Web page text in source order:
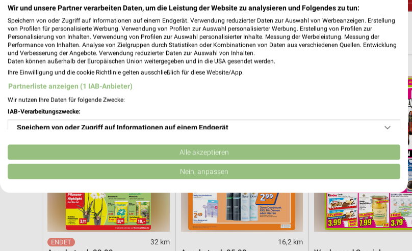
17,7 km
Angebote ab 03.08.
Noch morgen gültig
11,6 km
Angebote ab 01.08.
Noch heute gültig
Angebote ab 06.08.
Gültig bis Mi. 12.08.
Thomas Philipps
32 km
Action
16,2 km
Wir und unsere Partner verarbeiten Daten, um die Leistung der Website zu analysieren und Folgendes zu tun:
Speichern von oder Zugriff auf Informationen auf einem Endgerät. Verwendung reduzierter Daten zur Auswahl von Werbeanzeigen. Erstellung
von Profilen für personalisierte Werbung. Verwendung von Profilen zur Auswahl personalisierter Werbung. Erstellung von Profilen zur
Personalisierung von Inhalten. Verwendung von Profilen zur Auswahl personalisierter Inhalte. Messung der Werbeleistung. Messung der
Performance von Inhalten. Analyse von Zielgruppen durch Statistiken oder Kombinationen von Daten aus verschiedenen Quellen. Entwicklung
und Verbesserung der Angebote. Verwendung reduzierter Daten zur Auswahl von Inhalten.
Daten können außerhalb der Europäischen Union weitergegeben und in die USA gesendet werden.
Ihre Einwilligung und die cookie Richtlinie gelten ausschließlich für diese Website/App.
Partnerliste anzeigen (1 IAB-Anbieter)
Wir nutzen Ihre Daten für folgende Zwecke:
IAB-Verarbeitungszwecke:
Speichern von oder Zugriff auf Informationen auf einem Endgerät
Verwendung reduzierter Daten zur Auswahl von Werbeanzeigen
Erstellung von Profilen für personalisierte Werbung
Erstellung von Profilen zur Personalisierung von Inhalten
Verwendung von Profilen zur Auswahl personalisierter Inhalte
Alle akzeptieren
Nein, anpassen